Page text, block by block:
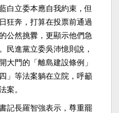
白立委本應自我約束，但
狂奔，打算在投票前通過
公然挑釁，更顯示他們急
民進黨立委吳沛憶則說，
大門的「離島建設條例」
」等法案躺在立院，呼籲
案。
記長羅智強表示，尊重罷